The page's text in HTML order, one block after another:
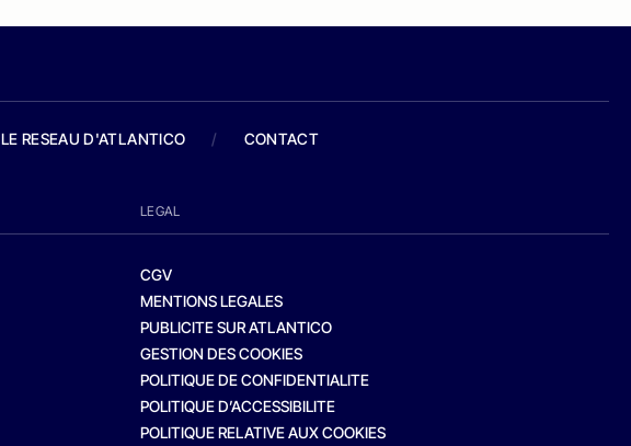
LE RESEAU D'ATLANTICO / CONTACT
LEGAL
CGV
MENTIONS LEGALES
PUBLICITE SUR ATLANTICO
GESTION DES COOKIES
POLITIQUE DE CONFIDENTIALITE
POLITIQUE D’ACCESSIBILITE
POLITIQUE RELATIVE AUX COOKIES